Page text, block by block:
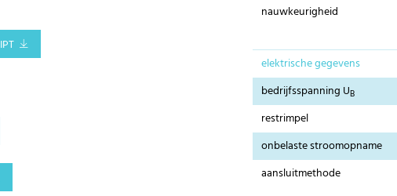
IPT
nauwkeurigheid
elektrische gegevens
bedrijfsspanning UB
restrimpel
onbelaste stroomopname
aansluitmethode